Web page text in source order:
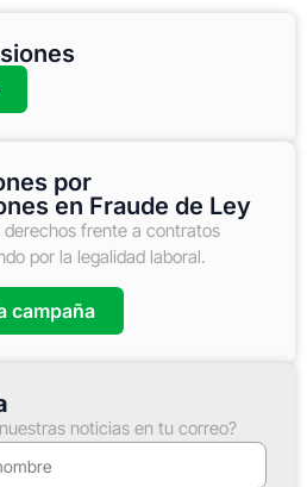
por
en Fraude de Ley
derechos frente a contratos
por la legalidad laboral.
campaña
noticias en tu correo?